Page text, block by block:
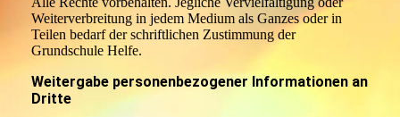
Weiterverbreitung in jedem Medium als Ganzes oder in
Teilen bedarf der schriftlichen Zustimmung der
Grundschule Helfe.
Weitergabe personenbezogener Informationen an
Dritte